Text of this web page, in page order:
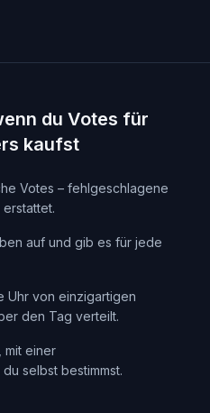
du Votes für
kaufst
Votes – fehlgeschlagene
auf und gib es für jede
Uhr von einzigartigen
den Tag verteilt.
mit einer
selbst bestimmst.